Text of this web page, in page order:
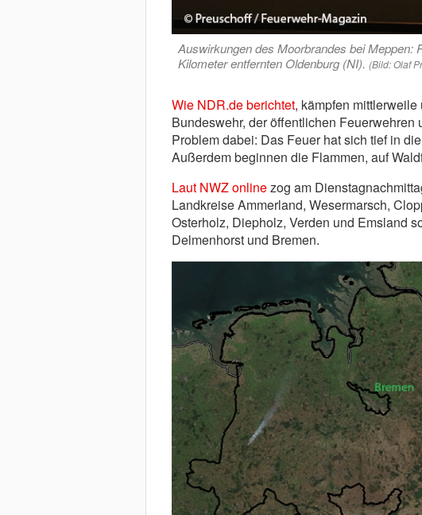
Auswirkungen des Moorbrandes bei Meppen:
Kilometer entfernten Oldenburg (NI). (Bild: Olaf
Wie NDR.de berichtet, kämpfen
Bundeswehr, der öffentlichen Feuerwehren
Problem dabei: Das Feuer hat sich tief in
Außerdem beginnen die Flammen, auf
Laut NWZ onlinezog am
Landkreise Ammerland, Wesermarsch,
Osterholz, Diepholz, Verden und Emsland
Delmenhorst und Bremen.